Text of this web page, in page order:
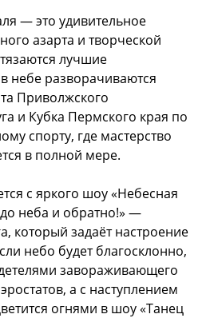
— это удивительное
азарта и творческой
лучшие
небе разворачиваются
Приволжского
и Кубка Пермского края по
спорту, где мастерство
в полной мере.
с яркого шоу «Небесная
неба и обратно!» —
который задаёт настроение
небо будет благосклонно,
завораживающего
а с наступлением
огнями в шоу «Танец